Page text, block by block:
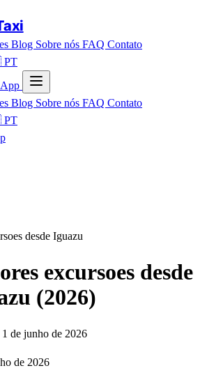
Blog Sobre nós FAQ Contato
Blog Sobre nós FAQ Contato
desde Iguazu
excursoes desde
(2026)
de junho de 2026
de 2026